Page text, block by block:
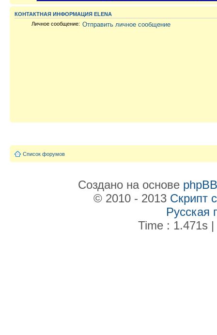
КОНТАКТНАЯ ИНФОРМАЦИЯ ELENA
Личное сообщение: Отправить личное сообщение
Список форумов
Создано на основе phpBB
© 2010 - 2013 Скрипт
Русская
Time : 1.471s